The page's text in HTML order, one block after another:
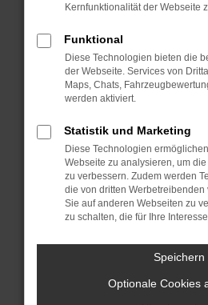
verhindern. Funktioniert
Fenster?
Starte dein Gerät neu.
Das kann manchmal
Probleme zu beheben.
Stelle sicher, dass dein
Betriebssystem auf
sind.
Veraltete Software birgt
Sicherheitsrisiko, sondern
führen, dass bestimmte
Wende dich an den
hast, kontaktiere uns bitte.
Kernfunktionalität der Webseite
Funktional
Diese Technologien bieten die
der Webseite. Services von
Maps, Chats,
werden aktiviert.
Statistik und Marketing
Diese Technologien
Webseite zu analysieren, um
zu verbessern. Zudem werden
die von dritten
Sie auf anderen Webseiten zu
zu schalten, die für Ihre
Speichern
Optionale Cookies